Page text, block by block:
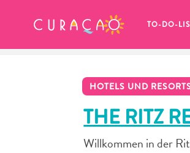
TO-DO-
HOTELS UND
THE RITZ
Willkommen in der
MEINE FAVORITEN